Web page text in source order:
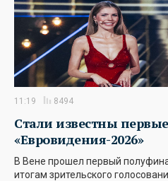
11:19 8494
Стали известны
«Евровидения-2026»
В Вене прошел первый
итогам зрительского